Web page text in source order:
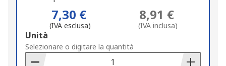
7,30 €
(IVA esclusa)
8,91 €
(IVA inclusa)
Add
to
Basket
Unità
Selezionare o digitare la quantità